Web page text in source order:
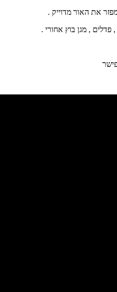
את האור מדוייק .
פדלים , מגן בוץ אחורי .